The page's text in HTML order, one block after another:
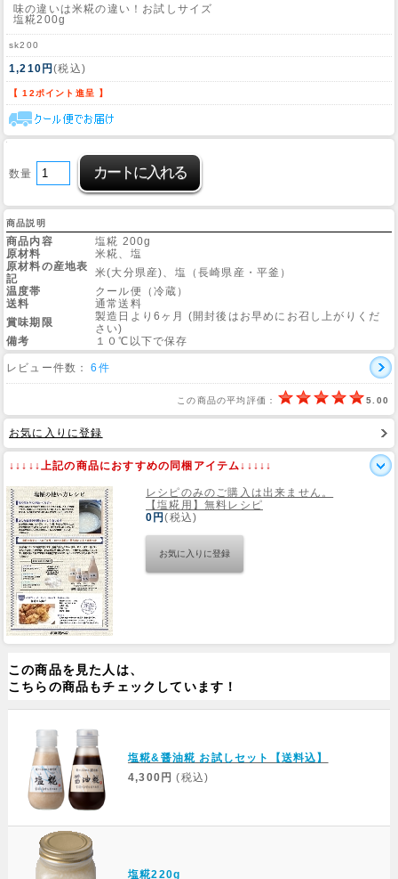
Site
味の違いは米糀の違い！お試しサイズ
塩糀200g
sk200
1,210円(税込)
【 12ポイント進呈 】
数量
商品説明
商品内容
塩糀 200g
原材料
米糀、塩
原材料の産地表
記
米(大分県産)、塩（長崎県産・平釜）
温度帯
クール便（冷蔵）
送料
通常送料
賞味期限
製造日より6ヶ月 (開封後はお早めにお召し上がりくだ
さい)
備考
１０℃以下で保存
レビュー件数： 6件
この商品の平均評価： 5.00
お気に入りに登録
↓↓↓↓↓上記の商品におすすめの同梱アイテム↓↓↓↓↓
レシピのみのご購入は出来ません。
【塩糀用】無料レシピ
0円(税込)
この商品を見た人は、
こちらの商品もチェックしています！
塩糀&醤油糀 お試しセット【送料込】
4,300円 (税込)
塩糀220g